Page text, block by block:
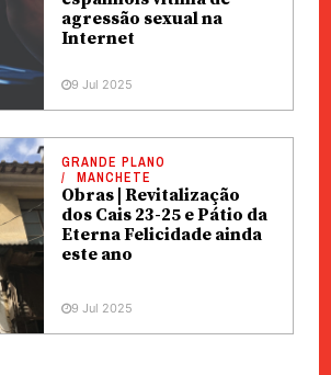
agressão sexual na
Internet
9 Jul 2025
GRANDE PLANO
MANCHETE
Obras | Revitalização
dos Cais 23-25 e Pátio da
Eterna Felicidade ainda
este ano
9 Jul 2025